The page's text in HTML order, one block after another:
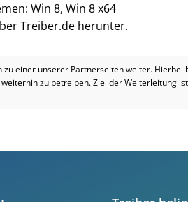
Win 8, Win 8 x64
Treiber.de herunter.
einer unserer Partnerseiten weiter.
zu betreiben. Ziel der Weiterleitung